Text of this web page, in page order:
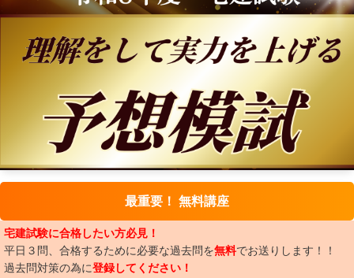
最重要！ 無料講座
宅建試験に合格したい方必見！
平日３問、合格するために必要な過去問を無料でお送りします！！
過去問対策の為に登録してください！